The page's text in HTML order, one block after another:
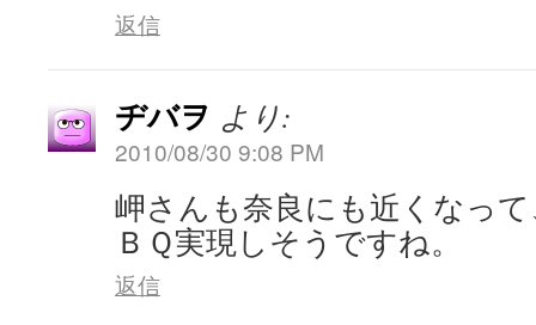
返信
ヂバヲ より:
2010/08/30 9:08 PM
岬さんも奈良にも近くなっ
ＢＱ実現しそうですね。
返信